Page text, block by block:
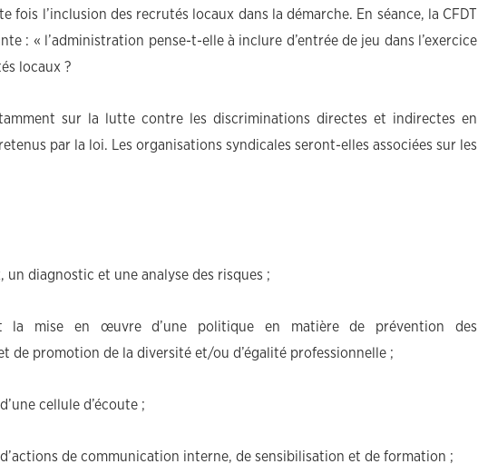
fois l’inclusion des recrutés locaux dans la démarche. En séance, la CFDT
: « l’administration pense-t-elle à inclure d’entrée de jeu dans l’exercice
locaux ?
sur la lutte contre les discriminations directes et indirectes en
par la loi. Les organisations syndicales seront-elles associées sur les
un diagnostic et une analyse des risques ;
la mise en œuvre d’une politique en matière de prévention des
de promotion de la diversité et/ou d’égalité professionnelle ;
cellule d’écoute ;
d’actions de communication interne, de sensibilisation et de formation ;